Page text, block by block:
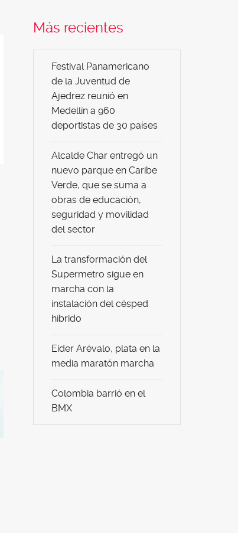
Más recientes
Festival Panamericano
de la Juventud de
Ajedrez reunió en
Medellín a 960
deportistas de 30 países
Alcalde Char entregó un
nuevo parque en Caribe
Verde, que se suma a
obras de educación,
seguridad y movilidad
del sector
La transformación del
Supermetro sigue en
marcha con la
instalación del césped
híbrido
Eider Arévalo, plata en la
media maratón marcha
Colombia barrió en el
BMX